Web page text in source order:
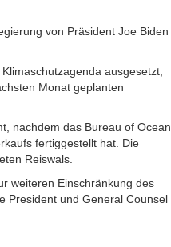
von Präsident Joe Biden
ausgesetzt,
Monat geplanten
nachdem das Bureau of Ocean
fertiggestellt hat. Die
Reiswals.
weiteren Einschränkung des
President und General Counsel